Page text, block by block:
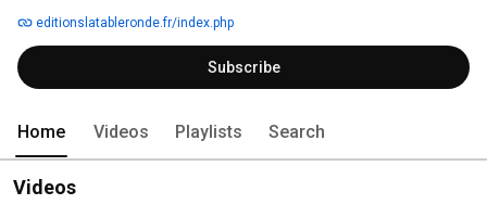
editionslatableronde.fr/index.php
Subscribe
Home Videos Playlists Search
Videos